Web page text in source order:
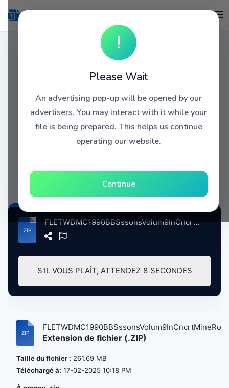
!
Please Wait
An advertising pop-up will be opened by our
advertisers. You may interact with it while your
file is being prepared. This helps us continue
operating our website.
Continue
FLETWDMC1990BBSssonsVolum9InCncrtMineRodStdiumMnchestrBrtin, 8-25-1990 atse.zip
S'IL VOUS PLAÎT, ATTENDEZ 8 SECONDES
FLETWDMC1990BBSssonsVolum9InCncrtMineRo...
Extension de fichier (.ZIP)
Taille du fichier : 261.69 MB
Téléchargé à: 17-02-2025 10:18 PM